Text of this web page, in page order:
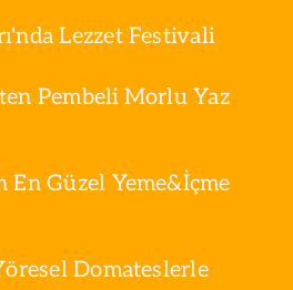
Lezzet Festivali
Pembeli Morlu Yaz
En Güzel Yeme&İçme
Domateslerle